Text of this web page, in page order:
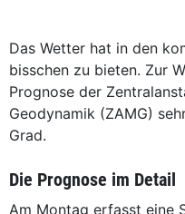
Das Wetter hat in den
bisschen zu bieten. Zur
Prognose der
Geodynamik (ZAMG)
Grad.
Die Prognose im Detail
Am Montag erfasst eine